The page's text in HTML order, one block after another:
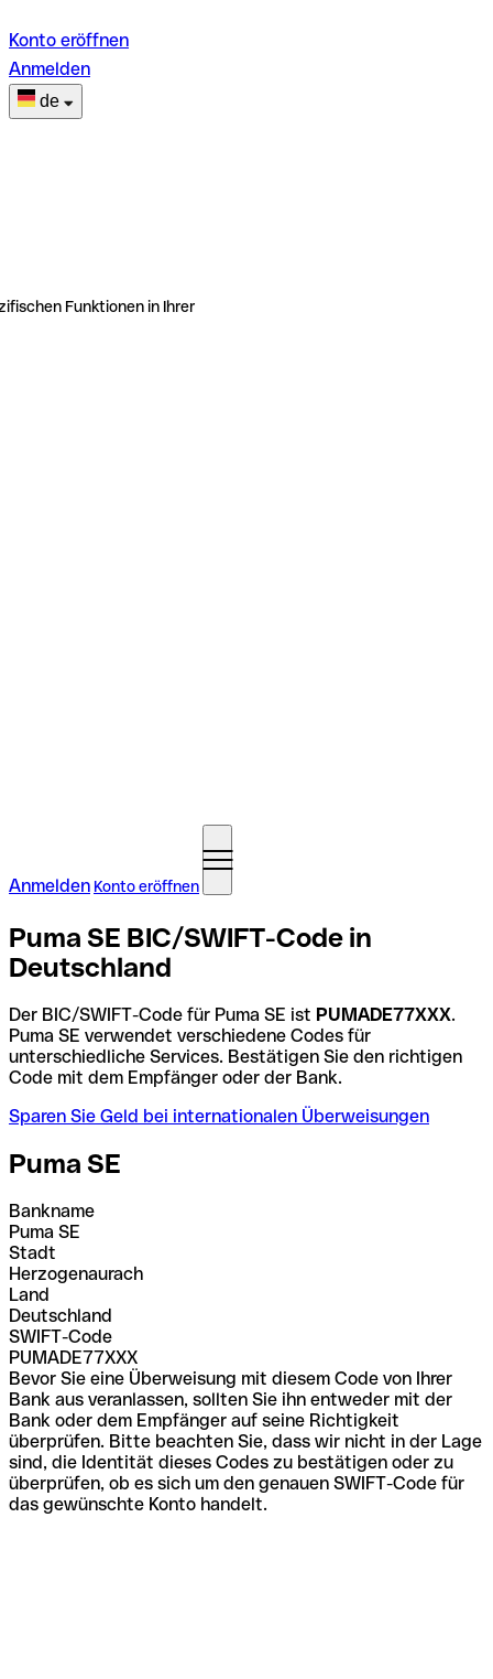
Konto eröffnen
Anmelden
de
Funktionen in Ihrer
Anmelden Konto eröffnen
Puma SE BIC/SWIFT-Code in
Deutschland
Der BIC/SWIFT-Code für Puma SE ist PUMADE77XXX.
Puma SE verwendet verschiedene Codes für
unterschiedliche Services. Bestätigen Sie den richtigen
Code mit dem Empfänger oder der Bank.
Sparen Sie Geld bei internationalen Überweisungen
Puma SE
Bankname
Puma SE
Stadt
Herzogenaurach
Land
Deutschland
SWIFT-Code
PUMADE77XXX
Bevor Sie eine Überweisung mit diesem Code von Ihrer
Bank aus veranlassen, sollten Sie ihn entweder mit der
Bank oder dem Empfänger auf seine Richtigkeit
überprüfen. Bitte beachten Sie, dass wir nicht in der Lage
sind, die Identität dieses Codes zu bestätigen oder zu
überprüfen, ob es sich um den genauen SWIFT-Code für
das gewünschte Konto handelt.